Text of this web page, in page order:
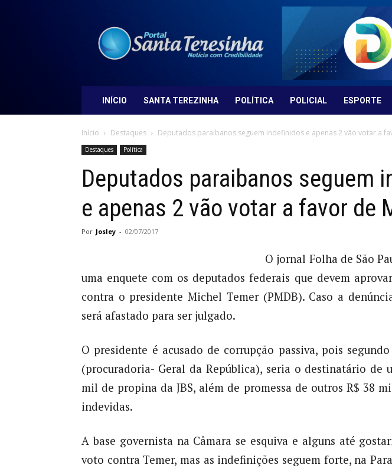
Santa
Teresinha
INÍCIO SANTA TEREZINHA POLÍTICA POLICIAL ESPORTE
Início Destaques Deputados paraibanos seguem indefinidos e apenas 2 vão votar a
Destaques Política
Deputados paraibanos seguem
e apenas 2 vão votar a favor de
Por Josley - 02/07/2017
O jornal Folha de São
uma enquete com os deputados federais que devem
contra o presidente Michel Temer (PMDB). Caso a
será afastado para ser julgado.
O presidente é acusado de corrupção passiva, pois
(procuradoria- Geral da República), seria o destinatário de
mil de propina da JBS, além de promessa de outros R$ 38
indevidas.
A base governista na Câmara se esquiva e alguns até
voto contra Temer, mas as indefinições seguem forte, na